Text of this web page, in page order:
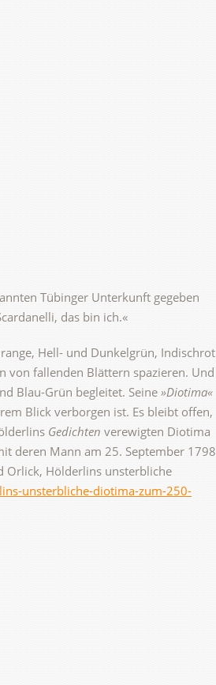
Tübinger Unterkunft gegeben
das bin ich.«
Hell- und Dunkelgrün, Indischrot
von fallenden Blättern spazieren. Und
Blau-Grün begleitet. Seine »Diotima«
Blick verborgen ist. Es bleibt offen,
Gedichten verewigten Diotima
deren Mann am 25. September 1798
Orlick, Hölderlins unsterbliche
unsterbliche-diotima-zum-250-